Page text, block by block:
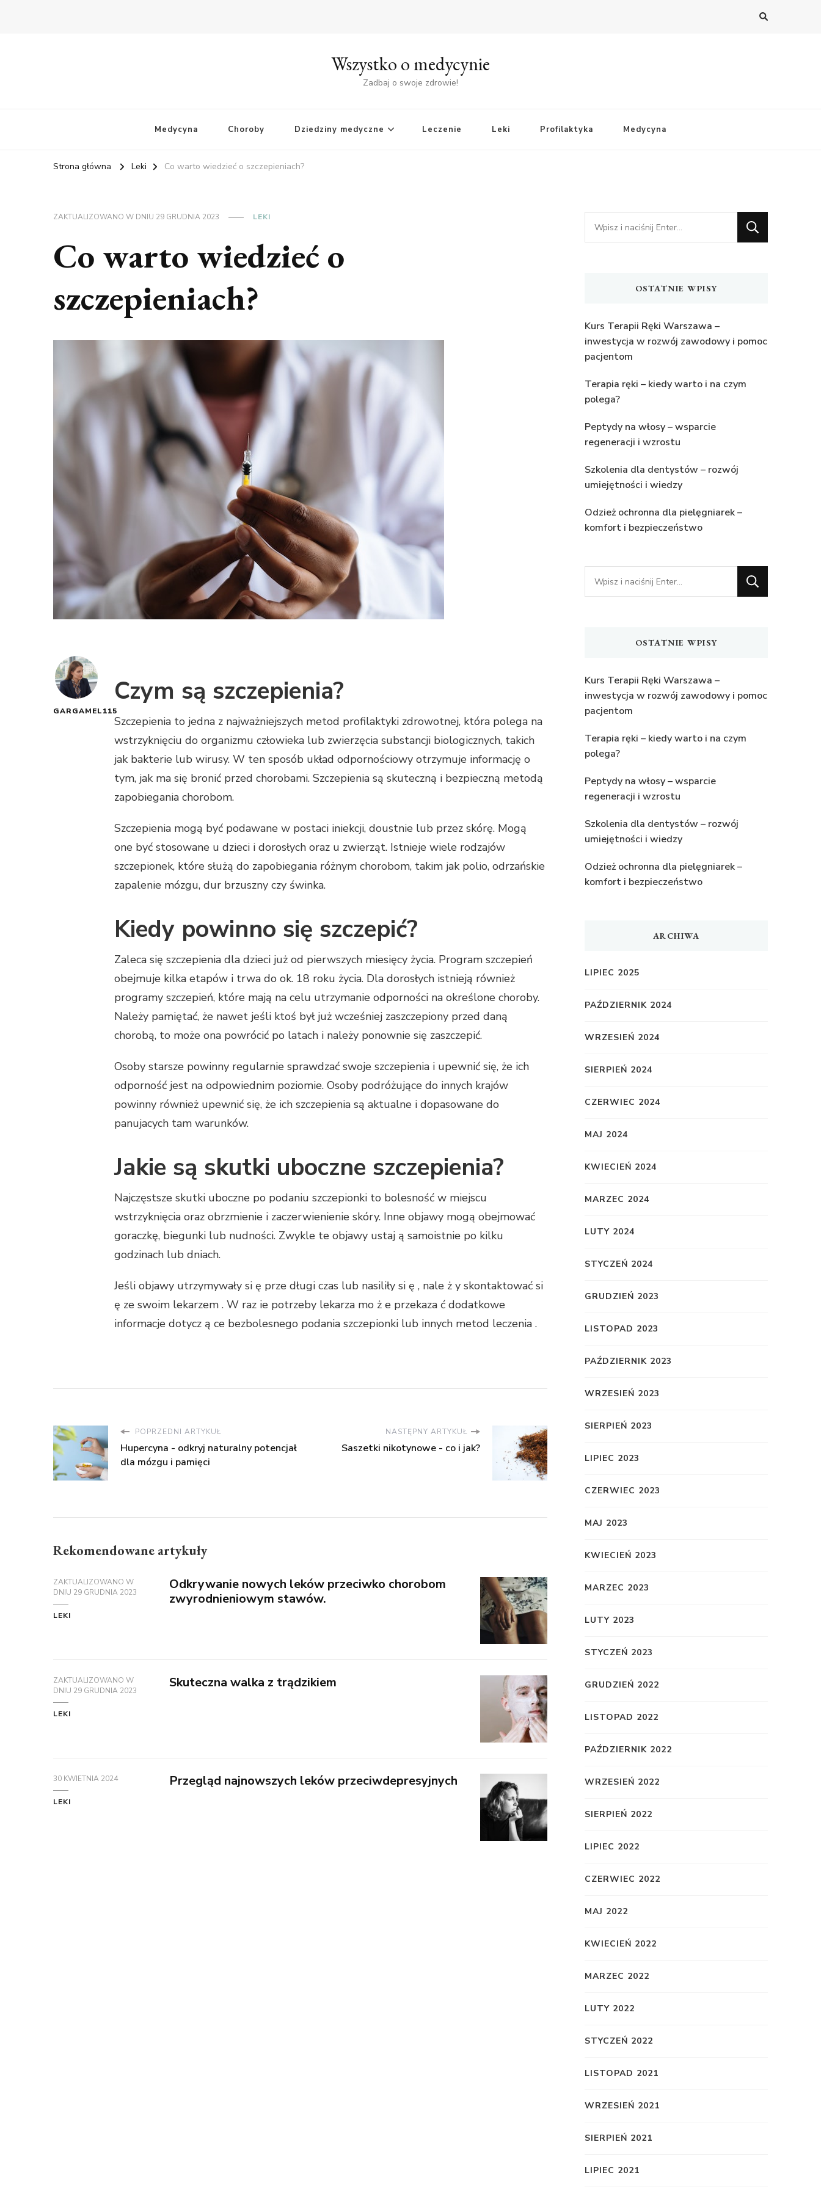
Wszystko o medycynie
Zadbaj o swoje zdrowie!
Medycyna Choroby Dziedziny medyczne Leczenie Leki Profilaktyka Medycyna
Strona główna Leki Co warto wiedzieć o szczepieniach?
ZAKTUALIZOWANO W DNIU 29 GRUDNIA 2023 LEKI
Co warto wiedzieć o
szczepieniach?
GARGAMEL115
Czym są szczepienia?
Szczepienia to jedna z najważniejszych metod profilaktyki zdrowotnej, która polega na
wstrzyknięciu do organizmu człowieka lub zwierzęcia substancji biologicznych, takich
jak bakterie lub wirusy. W ten sposób układ odpornościowy otrzymuje informację o
tym, jak ma się bronić przed chorobami. Szczepienia są skuteczną i bezpieczną metodą
zapobiegania chorobom.
Szczepienia mogą być podawane w postaci iniekcji, doustnie lub przez skórę. Mogą
one być stosowane u dzieci i dorosłych oraz u zwierząt. Istnieje wiele rodzajów
szczepionek, które służą do zapobiegania różnym chorobom, takim jak polio, odrzańskie
zapalenie mózgu, dur brzuszny czy świnka.
Kiedy powinno się szczepić?
Zaleca się szczepienia dla dzieci już od pierwszych miesięcy życia. Program szczepień
obejmuje kilka etapów i trwa do ok. 18 roku życia. Dla dorosłych istnieją również
programy szczepień, które mają na celu utrzymanie odporności na określone choroby.
Należy pamiętać, że nawet jeśli ktoś był już wcześniej zaszczepiony przed daną
chorobą, to może ona powrócić po latach i należy ponownie się zaszczepić.
Osoby starsze powinny regularnie sprawdzać swoje szczepienia i upewnić się, że ich
odporność jest na odpowiednim poziomie. Osoby podróżujące do innych krajów
powinny również upewnić się, że ich szczepienia są aktualne i dopasowane do
panujacych tam warunków.
Jakie są skutki uboczne szczepienia?
Najczęstsze skutki uboczne po podaniu szczepionki to bolesność w miejscu
wstrzyknięcia oraz obrzmienie i zaczerwienienie skóry. Inne objawy mogą obejmować
goraczkę, biegunki lub nudności. Zwykle te objawy ustaj ą samoistnie po kilku
godzinach lub dniach.
Jeśli objawy utrzymywały si ę prze długi czas lub nasiliły si ę , nale ż y skontaktować si
ę ze swoim lekarzem . W raz ie potrzeby lekarza mo ż e przekaza ć dodatkowe
informacje dotycz ą ce bezbolesnego podania szczepionki lub innych metod leczenia .
POPRZEDNI ARTYKUŁ
Hupercyna - odkryj naturalny potencjał
dla mózgu i pamięci
NASTĘPNY ARTYKUŁ
Saszetki nikotynowe - co i jak?
Rekomendowane artykuły
ZAKTUALIZOWANO W
DNIU 29 GRUDNIA 2023
LEKI
Odkrywanie nowych leków przeciwko chorobom
zwyrodnieniowym stawów.
ZAKTUALIZOWANO W
DNIU 29 GRUDNIA 2023
LEKI
Skuteczna walka z trądzikiem
30 KWIETNIA 2024
LEKI
Przegląd najnowszych leków przeciwdepresyjnych
Szukasz
czegoś?
OSTATNIE WPISY
Kurs Terapii Ręki Warszawa –
inwestycja w rozwój zawodowy i pomoc
pacjentom
Terapia ręki – kiedy warto i na czym
polega?
Peptydy na włosy – wsparcie
regeneracji i wzrostu
Szkolenia dla dentystów – rozwój
umiejętności i wiedzy
Odzież ochronna dla pielęgniarek –
komfort i bezpieczeństwo
Szukasz
czegoś?
OSTATNIE WPISY
Kurs Terapii Ręki Warszawa –
inwestycja w rozwój zawodowy i pomoc
pacjentom
Terapia ręki – kiedy warto i na czym
polega?
Peptydy na włosy – wsparcie
regeneracji i wzrostu
Szkolenia dla dentystów – rozwój
umiejętności i wiedzy
Odzież ochronna dla pielęgniarek –
komfort i bezpieczeństwo
ARCHIWA
LIPIEC 2025
PAŹDZIERNIK 2024
WRZESIEŃ 2024
SIERPIEŃ 2024
CZERWIEC 2024
MAJ 2024
KWIECIEŃ 2024
MARZEC 2024
LUTY 2024
STYCZEŃ 2024
GRUDZIEŃ 2023
LISTOPAD 2023
PAŹDZIERNIK 2023
WRZESIEŃ 2023
SIERPIEŃ 2023
LIPIEC 2023
CZERWIEC 2023
MAJ 2023
KWIECIEŃ 2023
MARZEC 2023
LUTY 2023
STYCZEŃ 2023
GRUDZIEŃ 2022
LISTOPAD 2022
PAŹDZIERNIK 2022
WRZESIEŃ 2022
SIERPIEŃ 2022
LIPIEC 2022
CZERWIEC 2022
MAJ 2022
KWIECIEŃ 2022
MARZEC 2022
LUTY 2022
STYCZEŃ 2022
LISTOPAD 2021
WRZESIEŃ 2021
SIERPIEŃ 2021
LIPIEC 2021